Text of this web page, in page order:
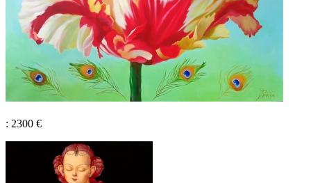
: 2300 €